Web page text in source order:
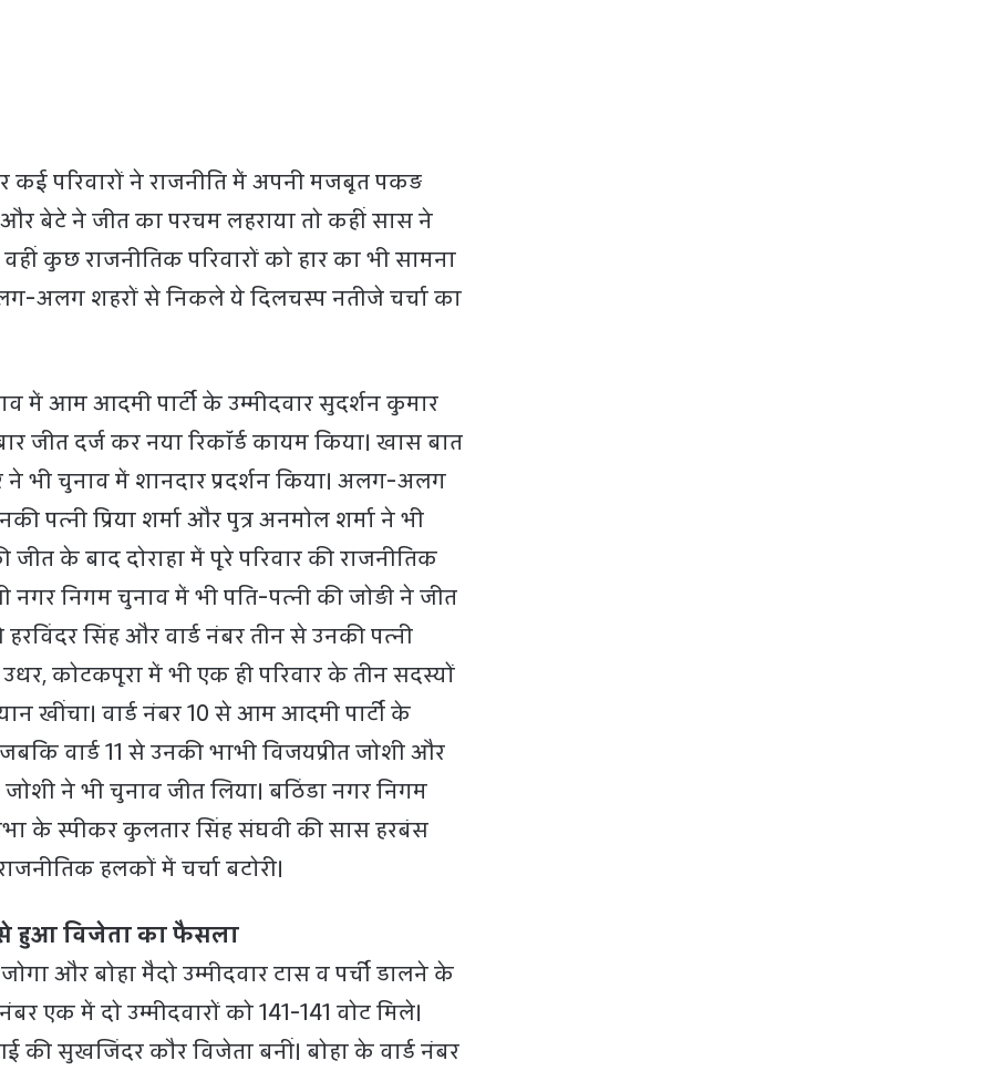
कई परिवारों ने राजनीति में अपनी मजबूत पकड़
और बेटे ने जीत का परचम लहराया तो कहीं सास ने
कुछ राजनीतिक परिवारों को हार का भी सामना
अलग शहरों से निकले ये दिलचस्प नतीजे चर्चा का
में आम आदमी पार्टी के उम्मीदवार सुदर्शन कुमार
जीत दर्ज कर नया रिकॉर्ड कायम किया। खास बात
ने भी चुनाव में शानदार प्रदर्शन किया। अलग-अलग
पत्नी प्रिया शर्मा और पुत्र अनमोल शर्मा ने भी
जीत के बाद दोराहा में पूरे परिवार की राजनीतिक
नगर निगम चुनाव में भी पति-पत्नी की जोड़ी ने जीत
हरविंदर सिंह और वार्ड नंबर तीन से उनकी पत्नी
उधर, कोटकपूरा में भी एक ही परिवार के तीन सदस्यों
खींचा। वार्ड नंबर 10 से आम आदमी पार्टी के
वार्ड 11 से उनकी भाभी विजयप्रीत जोशी और
ने भी चुनाव जीत लिया। बठिंडा नगर निगम
के स्पीकर कुलतार सिंह संघवी की सास हरबंस
हलकों में चर्चा बटोरी।
से हुआ विजेता का फैसला
और बोहा मैदो उम्मीदवार टास व पर्ची डालने के
एक में दो उम्मीदवारों को 141-141 वोट मिले।
की सुखजिंदर कौर विजेता बनीं। बोहा के वार्ड नंबर